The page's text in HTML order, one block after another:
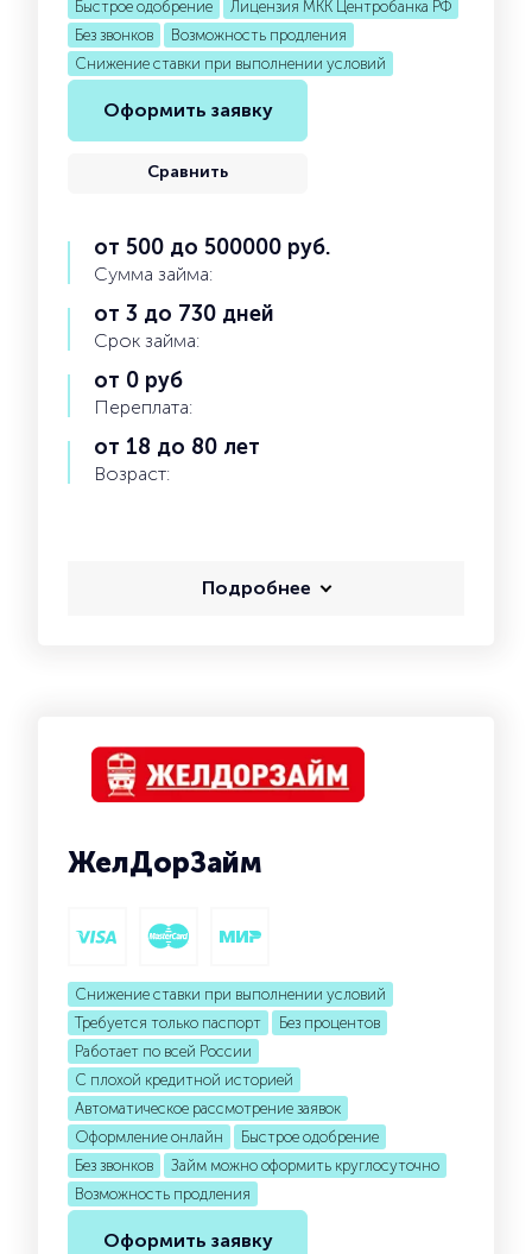
Быстрое одобрение
Лицензия МКК Центробанка РФ
Без звонков
Возможность продления
Снижение ставки при выполнении условий
Оформить заявку
Сравнить
от 500 до 500000 руб.
Сумма займа:
от 3 до 730 дней
Срок займа:
от 0 руб
Переплата:
от 18 до 80 лет
Возраст:
Подробнее
ЖелДорЗайм
Снижение ставки при выполнении условий
Требуется только паспорт
Без процентов
Работает по всей России
С плохой кредитной историей
Автоматическое рассмотрение заявок
Оформление онлайн
Быстрое одобрение
Без звонков
Займ можно оформить круглосуточно
Возможность продления
Оформить заявку